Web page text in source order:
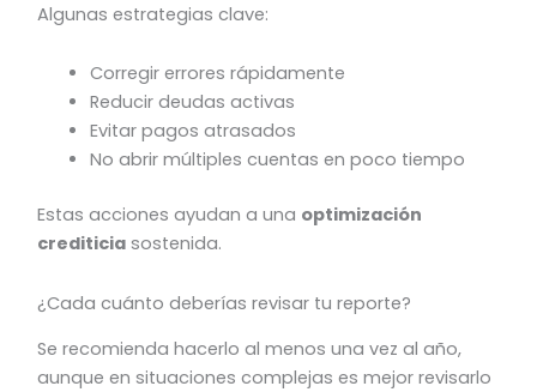
Algunas estrategias clave:
Corregir errores rápidamente
Reducir deudas activas
Evitar pagos atrasados
No abrir múltiples cuentas en poco tiempo
Estas acciones ayudan a una optimización
crediticia sostenida.
¿Cada cuánto deberías revisar tu reporte?
Se recomienda hacerlo al menos una vez al año,
aunque en situaciones complejas es mejor revisarlo